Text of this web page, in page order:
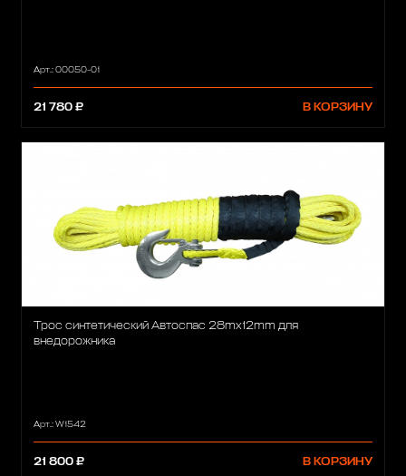
Арт.: 00050-01
21 780 ₽ В КОРЗИНУ
Трос синтетический Автоспас 28mx12mm для
внедорожника
Арт.: W1542
21 800 ₽ В КОРЗИНУ